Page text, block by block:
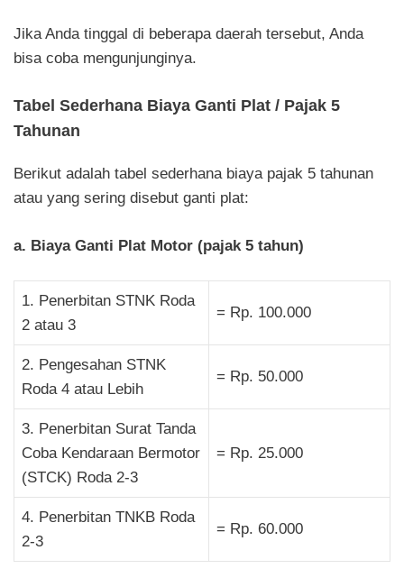
Jika Anda tinggal di beberapa daerah tersebut, Anda
bisa coba mengunjunginya.
Tabel Sederhana Biaya Ganti Plat / Pajak 5
Tahunan
Berikut adalah tabel sederhana biaya pajak 5 tahunan
atau yang sering disebut ganti plat:
a. Biaya Ganti Plat Motor (pajak 5 tahun)
1. Penerbitan STNK Roda
2 atau 3
= Rp. 100.000
2. Pengesahan STNK
Roda 4 atau Lebih
= Rp. 50.000
3. Penerbitan Surat Tanda
Coba Kendaraan Bermotor
(STCK) Roda 2-3
= Rp. 25.000
4. Penerbitan TNKB Roda
2-3
= Rp. 60.000